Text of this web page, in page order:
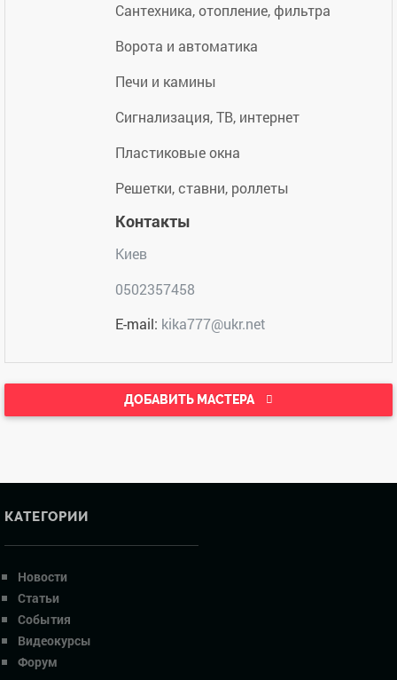
Сантехника, отопление, фильтра
Ворота и автоматика
Печи и камины
Сигнализация, ТВ, интернет
Пластиковые окна
Решетки, ставни, роллеты
Контакты
Киев
0502357458
E-mail: kika777@ukr.net
ДОБАВИТЬ МАСТЕРА
КАТЕГОРИИ
Новости
Статьи
События
Видеокурсы
Форум